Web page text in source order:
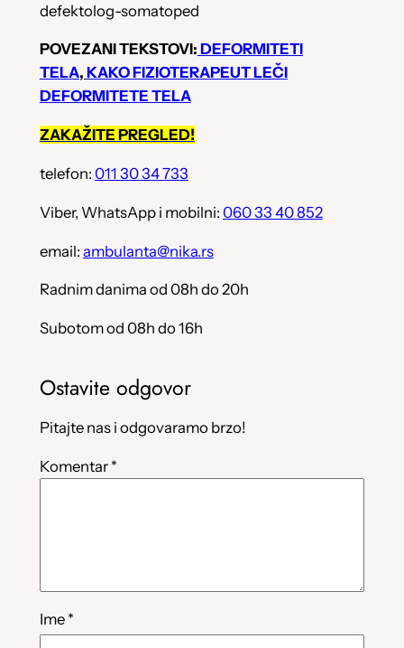
defektolog-somatoped
POVEZANI TEKSTOVI: DEFORMITETI
TELA, KAKO FIZIOTERAPEUT LEČI
DEFORMITETE TELA
ZAKAŽITE PREGLED!
telefon: 011 30 34 733
Viber, WhatsApp i mobilni: 060 33 40 852
email: ambulanta@nika.rs
Radnim danima od 08h do 20h
Subotom od 08h do 16h
Ostavite odgovor
Pitajte nas i odgovaramo brzo!
Komentar *
Ime *